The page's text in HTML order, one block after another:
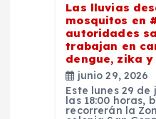
Las lluvias
mosquitos en
autoridades
trabajan en
dengue, zika
junio 29, 2026
Este lunes 29
las 18:00 horas,
recorrerán la